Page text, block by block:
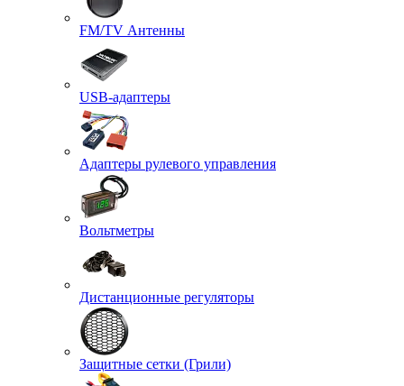
FM/TV Антенны
USB-адаптеры
Адаптеры рулевого управления
Вольтметры
Дистанционные регуляторы
Защитные сетки (Грили)